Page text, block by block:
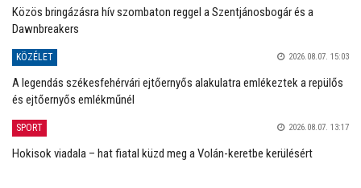
Közös bringázásra hív szombaton reggel a Szentjánosbogár és a
Dawnbreakers
KÖZÉLET 2026.08.07. 15:03
A legendás székesfehérvári ejtőernyős alakulatra emlékeztek a repülős
és ejtőernyős emlékműnél
SPORT 2026.08.07. 13:17
Hokisok viadala – hat fiatal küzd meg a Volán-keretbe kerülésért